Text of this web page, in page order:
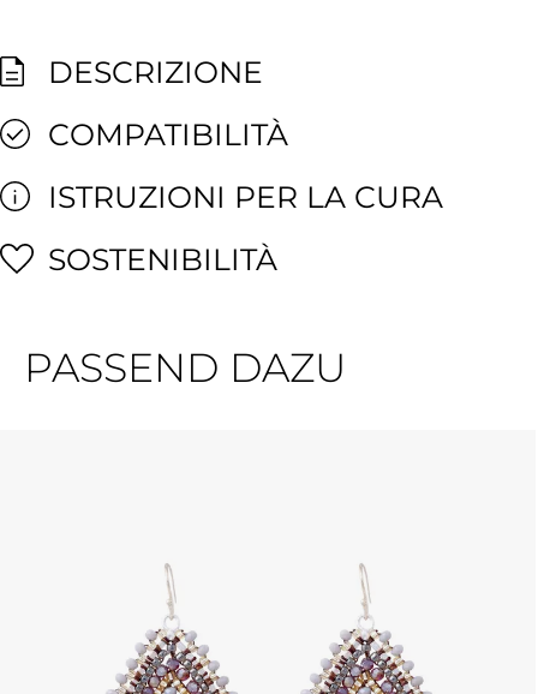
DESCRIZIONE
COMPATIBILITÀ
ISTRUZIONI PER LA CURA
SOSTENIBILITÀ
PASSEND DAZU